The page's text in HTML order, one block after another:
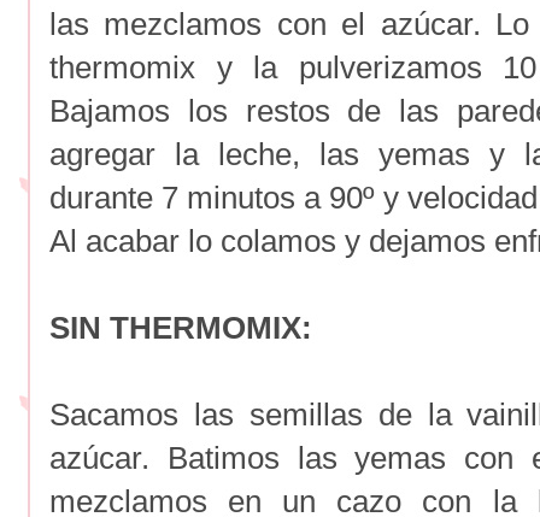
las mezclamos con el azúcar.
thermomix y la pulverizamos
Bajamos los restos de las
agregar la leche, las yemas y
durante 7 minutos a 90º y
Al acabar lo colamos y dejamos
SIN THERMOMIX:
Sacamos las semillas de la
azúcar. Batimos las yemas
mezclamos en un cazo con la